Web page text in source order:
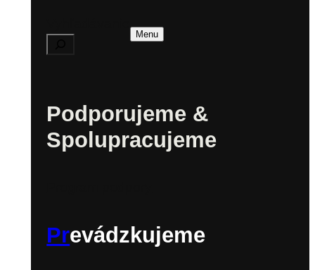
Vyhľadávanie
Menu
Podporujeme &
Spolupracujeme
Prevádzkujeme